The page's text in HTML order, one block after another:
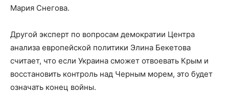
Мария Снегова.
Другой эксперт по вопросам демократии Центра
анализа европейской политики Элина Бекетова
считает, что если Украина сможет отвоевать Крым и
восстановить контроль над Черным морем, это будет
означать конец войны.